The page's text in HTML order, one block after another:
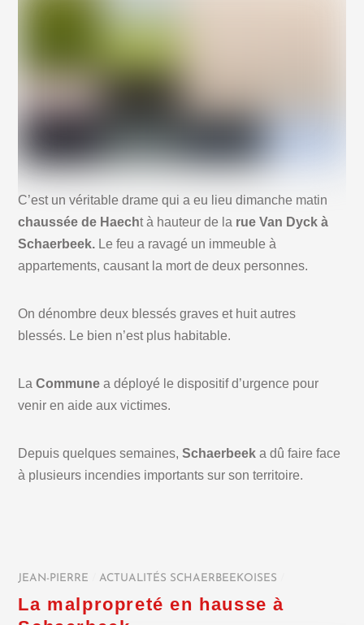
C’est un véritable drame qui a eu lieu dimanche matin
chaussée de Haecht à hauteur de la rue Van Dyck à
Schaerbeek. Le feu a ravagé un immeuble à
appartements, causant la mort de deux personnes.
On dénombre deux blessés graves et huit autres
blessés. Le bien n’est plus habitable.
La Commune a déployé le dispositif d’urgence pour
venir en aide aux victimes.
Depuis quelques semaines,Schaerbeek a dû faire face
à plusieurs incendies importants sur son territoire.
JEAN-PIERRE ACTUALITÉS SCHAERBEEKOISES
La malpropreté en hausse à